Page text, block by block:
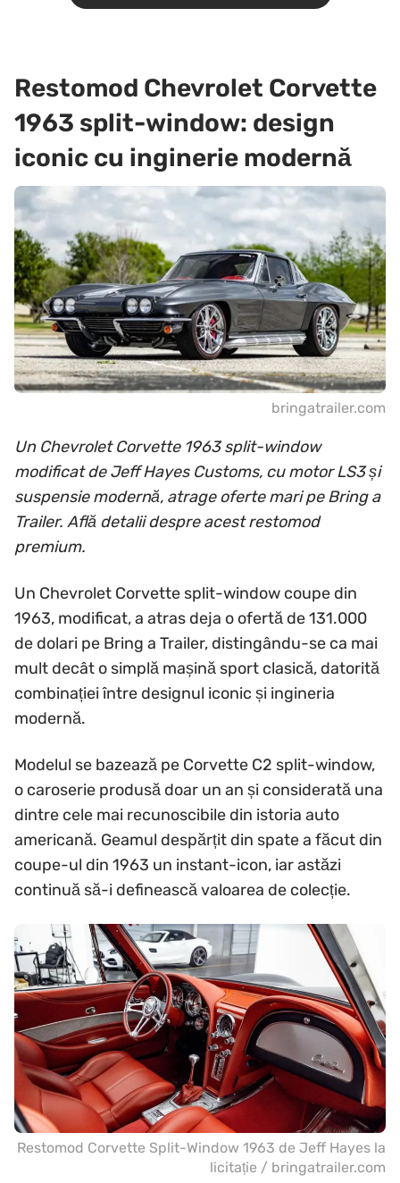
Restomod Chevrolet Corvette
1963 split-window: design
iconic cu inginerie modernă
bringatrailer.com
Un Chevrolet Corvette 1963 split-window
modificat de Jeff Hayes Customs, cu motor LS3 și
suspensie modernă, atrage oferte mari pe Bring a
Trailer. Află detalii despre acest restomod
premium.
Un Chevrolet Corvette split-window coupe din
1963, modificat, a atras deja o ofertă de 131.000
de dolari pe Bring a Trailer, distingându-se ca mai
mult decât o simplă mașină sport clasică, datorită
combinației între designul iconic și ingineria
modernă.
Modelul se bazează pe Corvette C2 split-window,
o caroserie produsă doar un an și considerată una
dintre cele mai recunoscibile din istoria auto
americană. Geamul despărțit din spate a făcut din
coupe-ul din 1963 un instant-icon, iar astăzi
continuă să-i definească valoarea de colecție.
Restomod Corvette Split-Window 1963 de Jeff Hayes la
licitație / bringatrailer.com